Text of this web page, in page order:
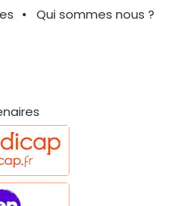
Qui sommes nous ?